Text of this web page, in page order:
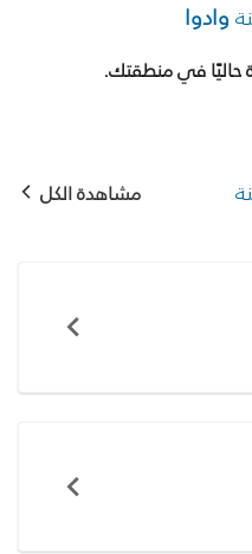
وادوا
حاليًا في منطقتك.
مشاهدة الكل